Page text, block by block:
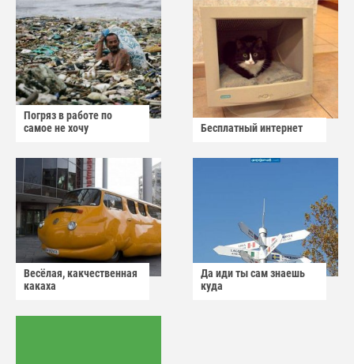
Погряз в работе по
самое не хочу
Бесплатный интернет
Весёлая, какчественная
какаха
Да иди ты сам знаешь
куда